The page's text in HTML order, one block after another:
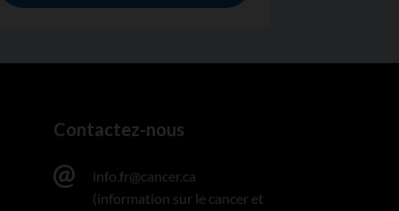
Contactez-nous
info.fr@cancer.ca
(information sur le cancer et